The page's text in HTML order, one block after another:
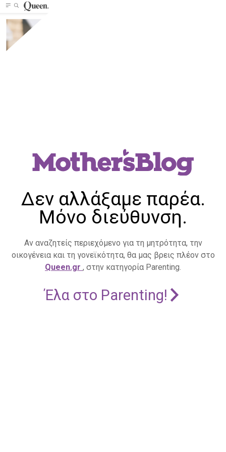
Δεν αλλάξαμε παρέα.
Μόνο διεύθυνση.
Αν αναζητείς περιεχόμενο για τη μητρότητα, την
οικογένεια και τη γονεϊκότητα, θα μας βρεις πλέον στο
Queen.gr , στην κατηγορία Parenting.
Έλα στο Parenting!